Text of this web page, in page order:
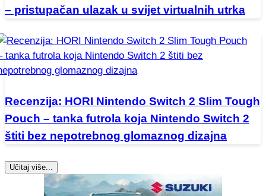
– pristupačan ulazak u svijet virtualnih utrka
Recenzija: HORI Nintendo Switch 2 Slim Tough
Pouch – tanka futrola koja Nintendo Switch 2
štiti bez nepotrebnog glomaznog dizajna
Učitaj više...